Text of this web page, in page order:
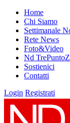
Home
Chi Siamo
Settimanale
Rete News
Foto&Video
Nd
Sostienici
Contatti
Login Registrati